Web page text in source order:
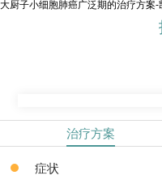
大厨子小细胞肺癌广泛期的治疗方案-
治疗方案
症状